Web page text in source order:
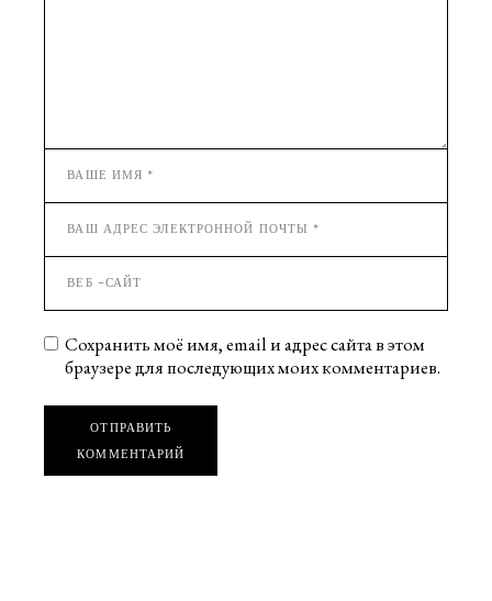
Сохранить моё имя, email и адрес сайта в этом
браузере для последующих моих комментариев.
ОТПРАВИТЬ
КОММЕНТАРИЙ